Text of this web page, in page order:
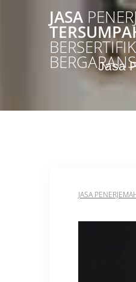
JASA
Jasa
JASA